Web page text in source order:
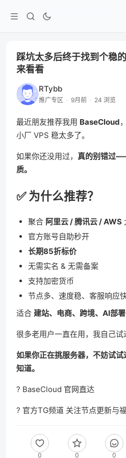
踩坑太多后终于找到个稳
来看看
RTybb
推广专区 · 9月前 · 24 浏览
最近朋友推荐我用 BaseCloud
小厂 VPS 稳太多了。
如果你还没用过， 真的别错过
质。
✅为什么推荐？
聚合 阿里云 / 腾讯云 / AWS
官方账号自助秒开
长期85折标价
无需实名 & 无需备案
支持加密货币
节点多、速度稳、客服响应
适合 建站、电商、跨境、AI部
很多老用户一直在用，我自己试
如果你正在挑服务器，不妨试
知道。
? BaseCloud 官网直达
? 官方TG频道 关注节点更新与
0 0 0